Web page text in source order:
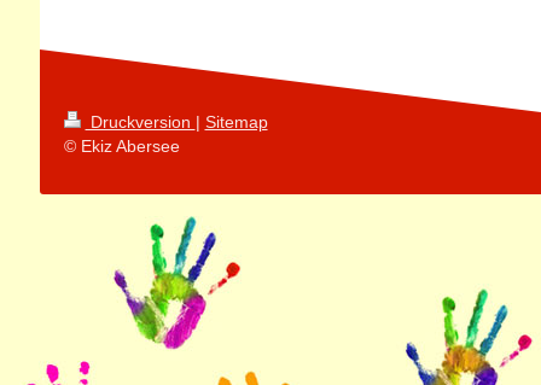
Druckversion | Sitemap
© Ekiz Abersee